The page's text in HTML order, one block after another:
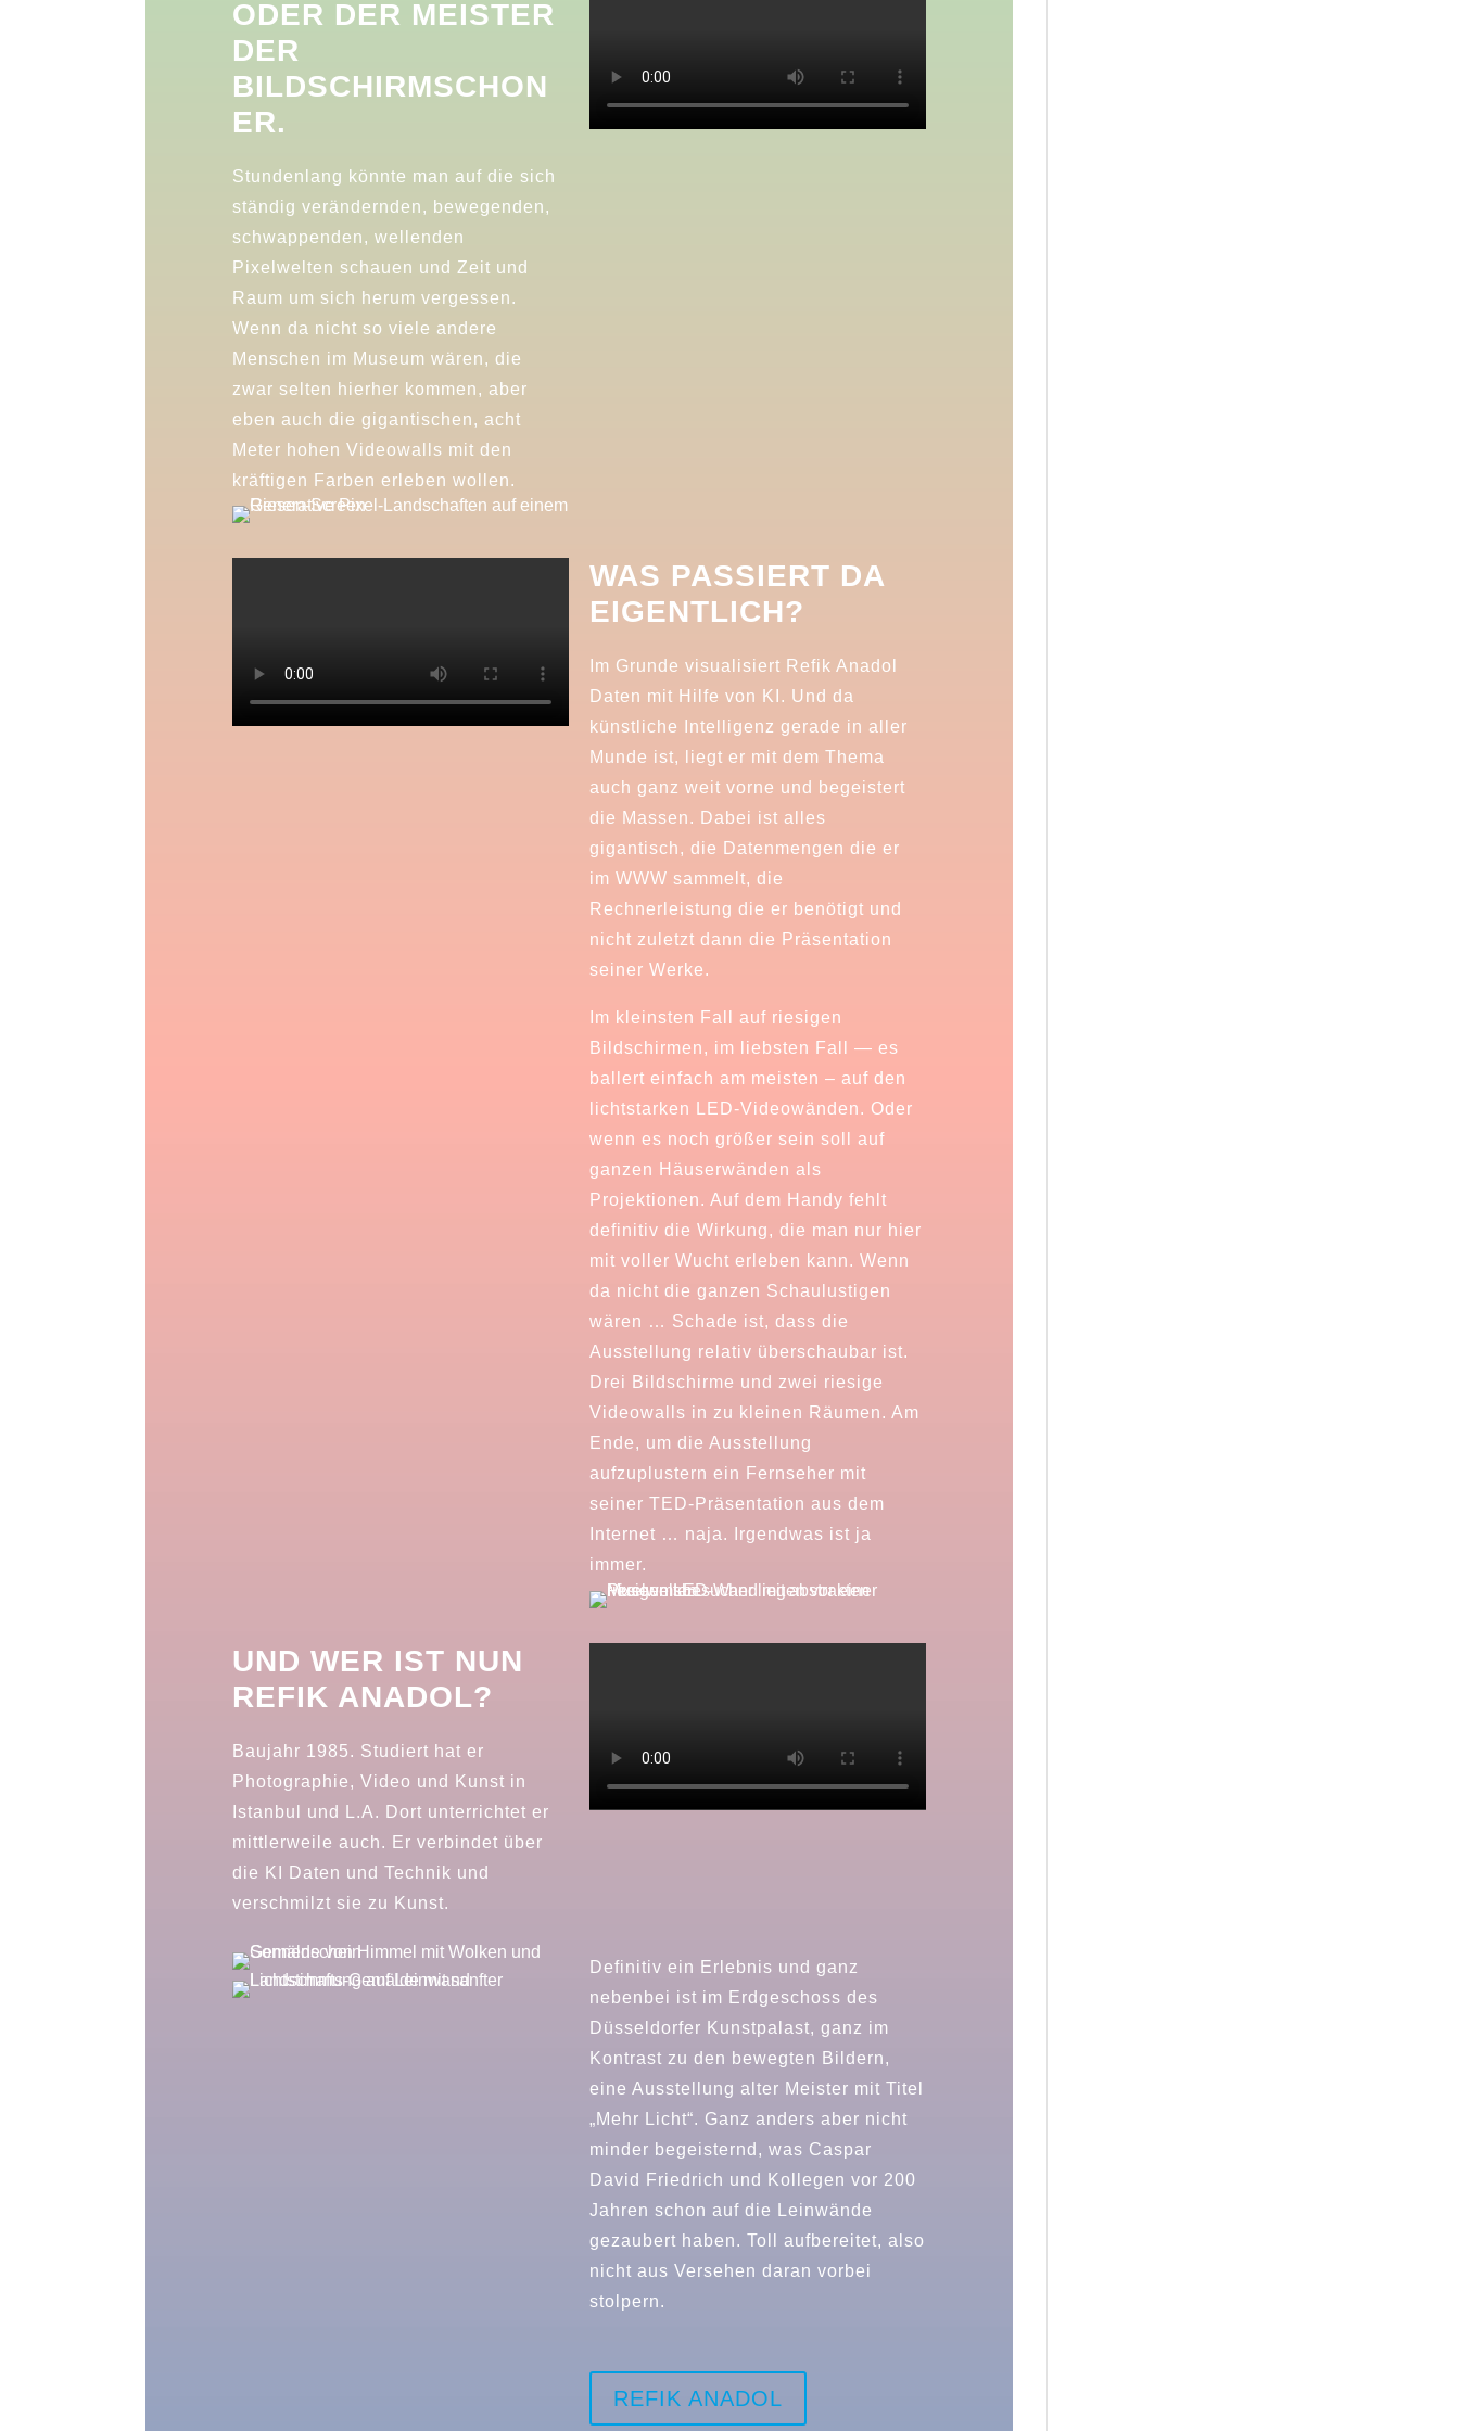
ODER DER MEISTER
DER
BILDSCHIRMSCHON
ER.
Stundenlang könnte man auf die sich
ständig verändernden, bewegenden,
schwappenden, wellenden
Pixelwelten schauen und Zeit und
Raum um sich herum vergessen.
Wenn da nicht so viele andere
Menschen im Museum wären, die
zwar selten hierher kommen, aber
eben auch die gigantischen, acht
Meter hohen Videowalls mit den
kräftigen Farben erleben wollen.
WAS PASSIERT DA
EIGENTLICH?
Im Grunde visualisiert Refik Anadol
Daten mit Hilfe von KI. Und da
künstliche Intelligenz gerade in aller
Munde ist, liegt er mit dem Thema
auch ganz weit vorne und begeistert
die Massen. Dabei ist alles
gigantisch, die Datenmengen die er
im WWW sammelt, die
Rechnerleistung die er benötigt und
nicht zuletzt dann die Präsentation
seiner Werke.
Im kleinsten Fall auf riesigen
Bildschirmen, im liebsten Fall — es
ballert einfach am meisten – auf den
lichtstarken LED-Videowänden. Oder
wenn es noch größer sein soll auf
ganzen Häuserwänden als
Projektionen. Auf dem Handy fehlt
definitiv die Wirkung, die man nur hier
mit voller Wucht erleben kann. Wenn
da nicht die ganzen Schaulustigen
wären … Schade ist, dass die
Ausstellung relativ überschaubar ist.
Drei Bildschirme und zwei riesige
Videowalls in zu kleinen Räumen. Am
Ende, um die Ausstellung
aufzuplustern ein Fernseher mit
seiner TED-Präsentation aus dem
Internet … naja. Irgendwas ist ja
immer.
UND WER IST NUN
REFIK ANADOL?
Baujahr 1985. Studiert hat er
Photographie, Video und Kunst in
Istanbul und L.A. Dort unterrichtet er
mittlerweile auch. Er verbindet über
die KI Daten und Technik und
verschmilzt sie zu Kunst.
Definitiv ein Erlebnis und ganz
nebenbei ist im Erdgeschoss des
Düsseldorfer Kunstpalast, ganz im
Kontrast zu den bewegten Bildern,
eine Ausstellung alter Meister mit Titel
„Mehr Licht“. Ganz anders aber nicht
minder begeisternd, was Caspar
David Friedrich und Kollegen vor 200
Jahren schon auf die Leinwände
gezaubert haben. Toll aufbereitet, also
nicht aus Versehen daran vorbei
stolpern.
REFIK ANADOL